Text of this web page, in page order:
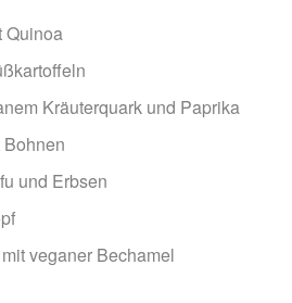
Quinoa
Kräuterquark und Paprika
und Erbsen
veganer Bechamel